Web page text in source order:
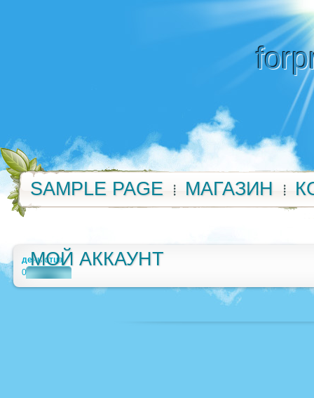
SAMPLE PAGE МАГАЗИН
МОЙ АККАУНТ
день отца
0